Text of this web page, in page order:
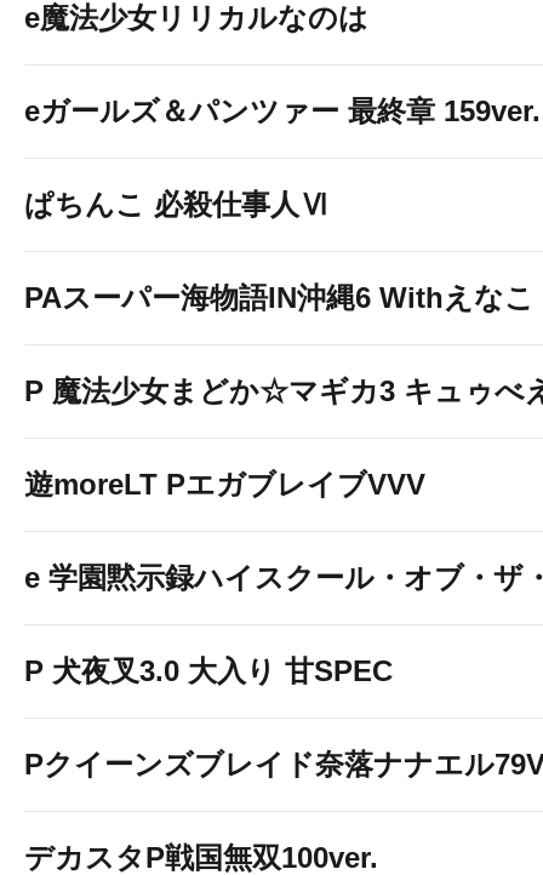
e魔法少女リリカルなのは
eガールズ＆パンツァー 最終章 159ver.
ぱちんこ 必殺仕事人Ⅵ
PAスーパー海物語IN沖縄6 Withえなこ
P 魔法少女まどか☆マギカ3 キュゥべ
遊moreLT PエガブレイブVVV
e 学園黙示録ハイスクール・オブ・ザ
P 犬夜叉3.0 大入り 甘SPEC
Pクイーンズブレイド奈落ナナエル
デカスタP戦国無双100ver.